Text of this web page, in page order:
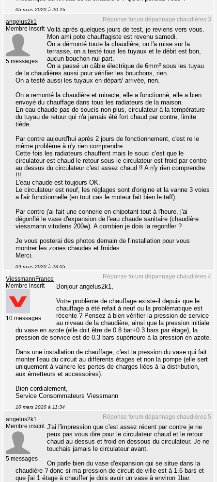
05 mars 2020 à 20:16
Réponse forum dépannage chaudières 3
angelus2k1
Membre inscrit
5 messages
Voilà après quelques jours de test, je reviens vers vous.
Mon ami pote chauffagiste est revenu samedi.
On a démonté toute la chaudière, on l'a mise sur la
terrasse, on a testé tous les tuyaux et le débit est bon,
aucun bouchon nul part.
On a passé un câble électrique de 6mm² sous les tuyau
de la chaudières aussi pour vérifier les bouchons, rien.
On a testé aussi les tuyaux en départ/ arrivée, rien.
On a remonté la chaudière et miracle, elle a fonctionné, elle a bien
envoyé du chauffage dans tous les radiateurs de la maison.
En eau chaude pas de soucis non plus, circulateur à la température
du tuyau de retour qui n'a jamais été fort chaud par contre, limite
tiède.
Par contre aujourd'hui après 2 jours de fonctionnement, c'est re le
même problème à n'y rien comprendre.
Cette fois les radiateurs chauffent mais le souci c'est que le
circulateur est chaud le retour sous le circulateur est froid par contre
au dessus du circulateur c'est assez chaud !! A n'y rien comprendre
!!!
L'eau chaude est toujours OK.
Le circulateur est neuf, les réglages sont d'origine et la vanne 3 voies
a l'air fonctionnelle (en tout cas le moteur fait bien le taff).
Par contre j'ai fait une connerie en chipotant tout à l'heure, j'ai
dégonflé le vase d'expansion de l'eau chaude sanitaire (chaudière
viessmann vitodens 200w). A combien je dois la regonfler ?
Je vous posterai des photos demain de l'installation pour vous
montrer les zones chaudes et froides.
Merci.
09 mars 2020 à 23:05
Réponse forum dépannage chaudières 4
ViessmannFrance
Membre inscrit
10 messages
Bonjour angelus2k1,
Votre problème de chauffage existe-il depuis que le
chauffage a été refait à neuf ou la problématique est
récente ? Pensez à bien vérifier la pression de service
au niveau de la chaudière, ainsi que la pression initiale
du vase en azote (elle doit être de 0.8 bar+0.3 bars par étage), la
pression de service est de 0.3 bars supérieure à la pression en azote.
Dans une installation de chauffage, c'est la pression du vase qui fait
monter l'eau du circuit au différents étages et non la pompe (elle sert
uniquement à vaincre les pertes de charges liées à la distribution,
aux émetteurs et accessoires).
Bien cordialement,
Service Consommateurs Viessmann
10 mars 2020 à 11:34
Réponse forum dépannage chaudières 5
angelus2k1
Membre inscrit
5 messages
J'ai l'impression que c'est assez récent par contre je ne
peux pas vous dire pour le circulateur chaud et le retour
chaud au dessus et froid en dessous du circulateur. Je ne
touchais jamais le circulateur avant.
On parle bien du vase d'expansion qui se situe dans la
chaudière ? donc si ma pression de circuit de ville est à 1.6 bars et
que j'ai 1 étage à chauffer je dois avoir un vase à environ 1bar.